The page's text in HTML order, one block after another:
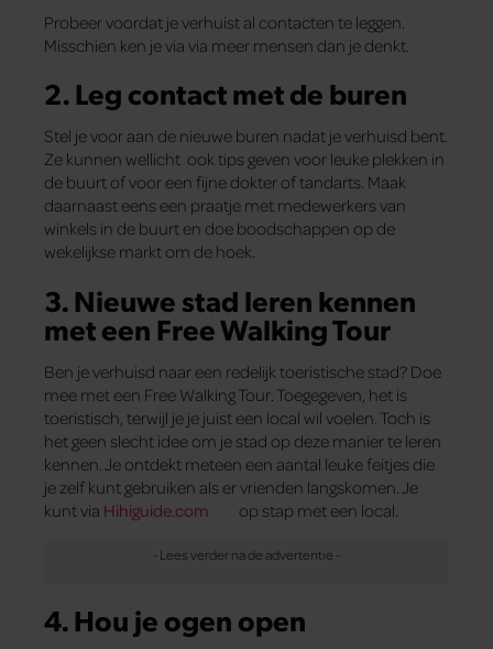
Probeer voordat je verhuist al contacten te leggen.
Misschien ken je via via meer mensen dan je denkt.
2. Leg contact met de buren
Stel je voor aan de nieuwe buren nadat je verhuisd bent.
Ze kunnen wellicht ook tips geven voor leuke plekken in
de buurt of voor een fijne dokter of tandarts. Maak
daarnaast eens een praatje met medewerkers van
winkels in de buurt en doe boodschappen op de
wekelijkse markt om de hoek.
3. Nieuwe stad leren kennen
met een Free Walking Tour
Ben je verhuisd naar een redelijk toeristische stad? Doe
mee met een Free Walking Tour. Toegegeven, het is
toeristisch, terwijl je je juist een local wil voelen. Toch is
het geen slecht idee om je stad op deze manier te leren
kennen. Je ontdekt meteen een aantal leuke feitjes die
je zelf kunt gebruiken als er vrienden langskomen. Je
kunt via Hihiguide.com op stap met een local.
4. Hou je ogen open